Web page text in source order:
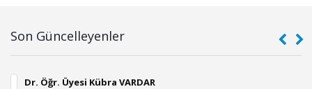
Son Güncelleyenler
Dr. Öğr. Üyesi Kübra VARDAR